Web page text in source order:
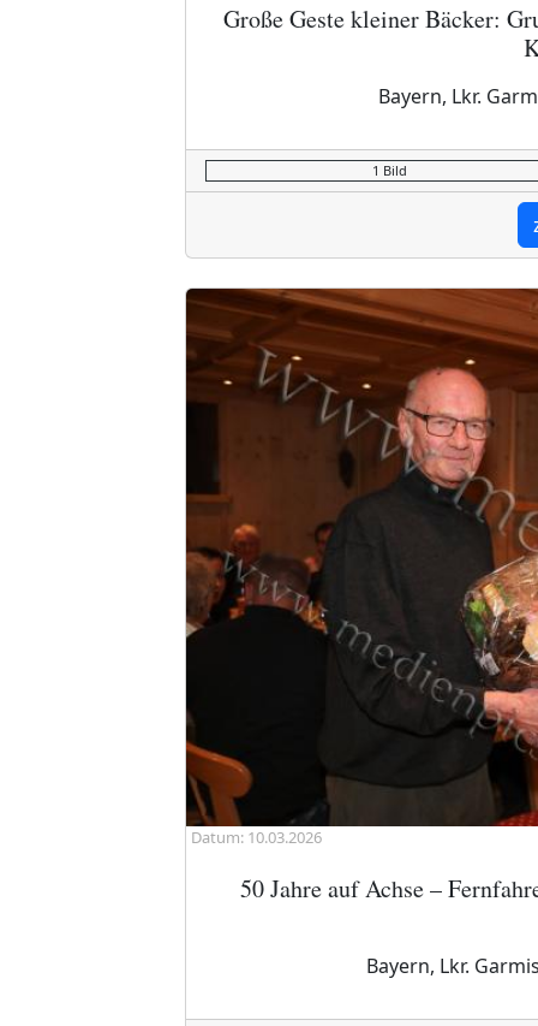
Große Geste kleiner Bäcker:
Bayern, Lkr.
1 Bild
Datum: 10.03.2026
50 Jahre auf Achse –
Bayern, Lkr.